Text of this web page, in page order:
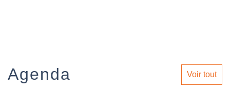
Agenda Voir tout